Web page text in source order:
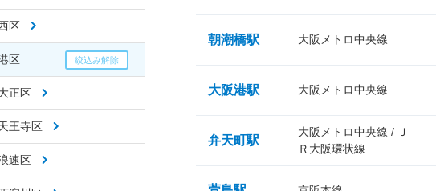
区
区
正区
王寺区
速区
朝潮橋駅 大阪メトロ中央線
大阪港駅 大阪メトロ中央線
弁天町駅
大阪メトロ中央線 / Ｊ
Ｒ大阪環状線